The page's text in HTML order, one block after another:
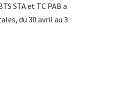
STA et TC PAB a
du 30 avril au 3